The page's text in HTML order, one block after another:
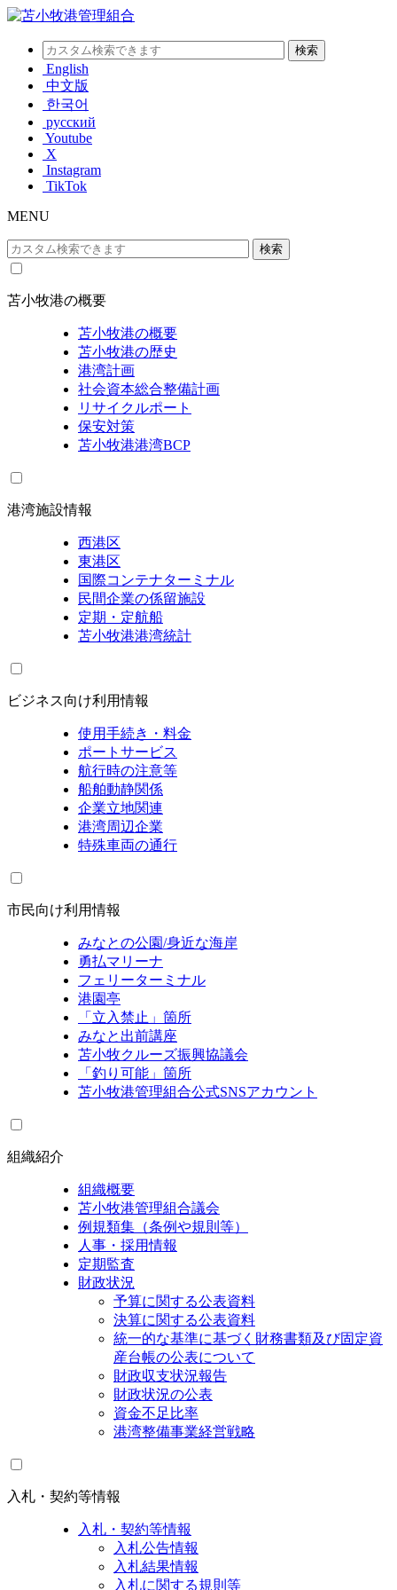
English
中文版
한국어
русский
Youtube
X
Instagram
TikTok
MENU
苫小牧港の概要
苫小牧港の概要
苫小牧港の歴史
港湾計画
社会資本総合整備計画
リサイクルポート
保安対策
苫小牧港港湾BCP
港湾施設情報
西港区
東港区
国際コンテナターミナル
民間企業の係留施設
定期・定航船
苫小牧港港湾統計
ビジネス向け利用情報
使用手続き・料金
ポートサービス
航行時の注意等
船舶動静関係
企業立地関連
港湾周辺企業
特殊車両の通行
市民向け利用情報
みなとの公園/身近な海岸
勇払マリーナ
フェリーターミナル
港園亭
「立入禁止」箇所
みなと出前講座
苫小牧クルーズ振興協議会
「釣り可能」箇所
苫小牧港管理組合公式SNSアカウント
組織紹介
組織概要
苫小牧港管理組合議会
例規類集（条例や規則等）
人事・採用情報
定期監査
財政状況
予算に関する公表資料
決算に関する公表資料
統一的な基準に基づく財務書類及び固定資
産台帳の公表について
財政収支状況報告
財政状況の公表
資金不足比率
港湾整備事業経営戦略
入札・契約等情報
入札・契約等情報
入札公告情報
入札結果情報
入札に関する規則等